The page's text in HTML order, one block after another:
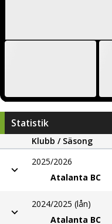
Statistik
Klubb / Säsong
2025/2026
Atalanta BC
2024/2025 (lån)
Atalanta BC